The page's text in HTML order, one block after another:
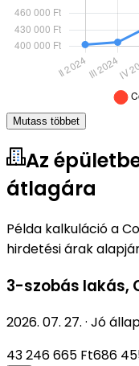
Mutass többet
Az
átlagára
Példa kalkuláció a
hirdetési árak
3-szobás lakás,
2026. 07. 27. · Jó
43 246 665 Ft686